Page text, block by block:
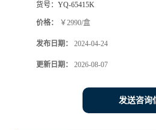
货号： YQ-65415K
价格： ￥2990/盒
发布日期： 2024-04-24
更新日期： 2026-08-07
发送咨询